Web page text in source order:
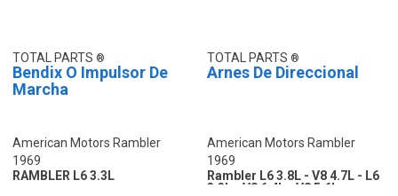
TOTAL PARTS
Bendix O Impulsor De
Marcha
American Motors Rambler
1969
RAMBLER L6 3.3L
TOTAL PARTS
Arnes De Direccional
American Motors Rambler
1969
Rambler L6 3.8L - V8 4.7L - L6
3.3L - V8 6.4L - V8 5.6L